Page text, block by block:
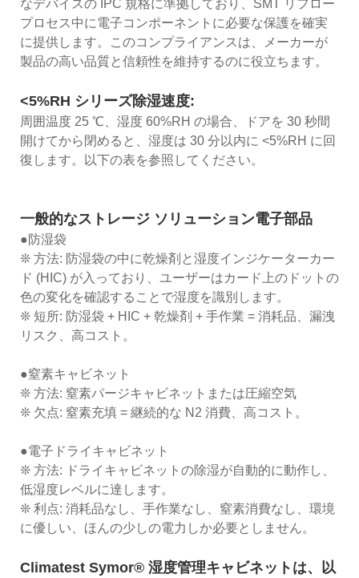
なデバイスの IPC 規格に準拠しており、SMT リフロー
プロセス中に電子コンポーネントに必要な保護を確実
に提供します。このコンプライアンスは、メーカーが
製品の高い品質と信頼性を維持するのに役立ちます。
<5%RH シリーズ除湿速度:
周囲温度 25 ℃、湿度 60%RH の場合、ドアを 30 秒間
開けてから閉めると、湿度は 30 分以内に <5%RH に回
復します。以下の表を参照してください。
一般的なストレージ ソリューション電子部品
●防湿袋
❊ 方法: 防湿袋の中に乾燥剤と湿度インジケーターカー
ド (HIC) が入っており、ユーザーはカード上のドットの
色の変化を確認することで湿度を識別します。
❊ 短所: 防湿袋 + HIC + 乾燥剤 + 手作業 = 消耗品、漏洩
リスク、高コスト。
●窒素キャビネット
❊ 方法: 窒素パージキャビネットまたは圧縮空気
❊ 欠点: 窒素充填 = 継続的な N2 消費、高コスト。
●電子ドライキャビネット
❊ 方法: ドライキャビネットの除湿が自動的に動作し、
低湿度レベルに達します。
❊ 利点: 消耗品なし、手作業なし、窒素消費なし、環境
に優しい、ほんの少しの電力しか必要としません。
Climatest Symor® 湿度管理キャビネットは、以